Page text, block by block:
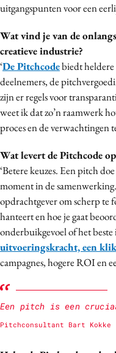
uitgangspunten voor een
Wat vind je van de
creatieve industrie?
‘De Pitchcodebiedt
deelnemers, de
zijn er regels voor
weet ik dat zo’n raamwerk
proces en de verwachtingen
Wat levert de Pitchcode
‘Betere keuzes. Een pitch
moment in de
opdrachtgever om scherp te
hanteert en hoe je gaat
onderbuikgevoel of het
uitvoeringskracht, een
campagnes, hogere ROI en
Een pitch is een
Pitchconsultant Bart Kokke